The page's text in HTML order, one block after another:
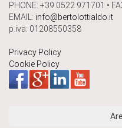
PHONE: +39 0522 971701 •
EMAIL: info@bertolottialdo.it
p.iva: 01208550358
Privacy Policy
Cookie Policy